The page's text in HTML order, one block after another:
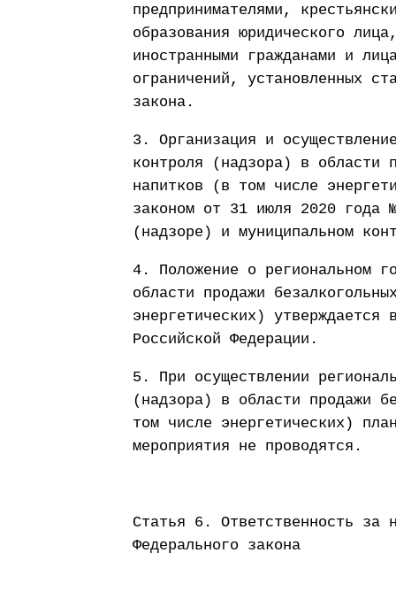
предпринимателями,
образования юридического
иностранными гражданами и
ограничений, установленных
закона.
3. Организация и
контроля (надзора) в области
напитков (в том числе
законом от 31 июля 2020 года
(надзоре) и муниципальном
4. Положение о региональном
области продажи
энергетических) утверждается
Российской Федерации.
5. При осуществлении
(надзора) в области продажи
том числе энергетических)
мероприятия не проводятся.
Статья 6. Ответственность за
Федерального закона